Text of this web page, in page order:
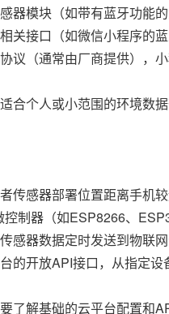
器模块（如带有蓝牙功能的
关接口（如微信小程序的
议（通常由厂商提供），
合个人或小范围的环境数据
传感器部署位置距离手机
制器（如ESP8266、
感器数据定时发送到物联
的开放API接口，从指定设
了解基础的云平台配置和